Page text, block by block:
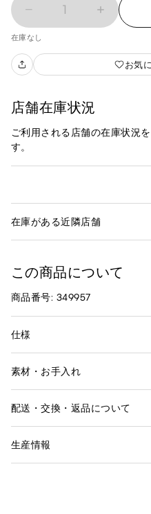
1
在庫なし
お気
店舗在庫状況
ご利用される店舗の在庫状況
す。
在庫がある近隣店舗
この商品について
商品番号: 349957
仕様
素材・お手入れ
配送・交換・返品について
生産情報